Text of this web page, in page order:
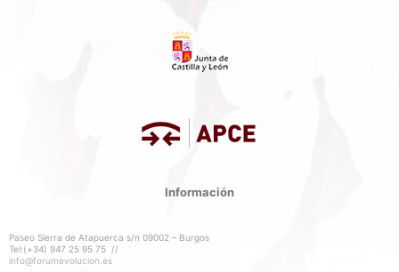
Información
Paseo Sierra de Atapuerca s/n 09002 – Burgos
Tel:(+34) 947 25 95 75 //
info@forumevolucion.es